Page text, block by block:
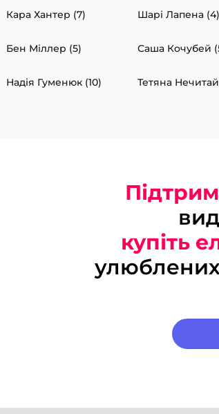
Кара Хантер (7) Шарі Лапена (4)
Бен Міллер (5) Саша Кочубей
Надія Гуменюк (10) Тетяна
купіть
улюблених